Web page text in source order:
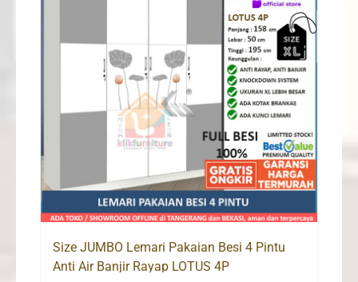
Size JUMBO Lemari Pakaian Besi 4 Pintu
Anti Air Banjir Rayap LOTUS 4P